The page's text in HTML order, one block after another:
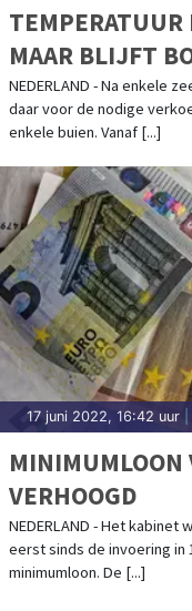
TEMPERATUUR
MAAR BLIJFT
BIJ OFFICIËLE
NEDERLAND - Na enkele
daar voor de nodige
enkele buien. Vanaf [...]
17 juni 2022, 16:42 uur
MINIMUMLOON
VERHOOGD
NEDERLAND - Het
eerst sinds de invoering in
minimumloon. De [...]